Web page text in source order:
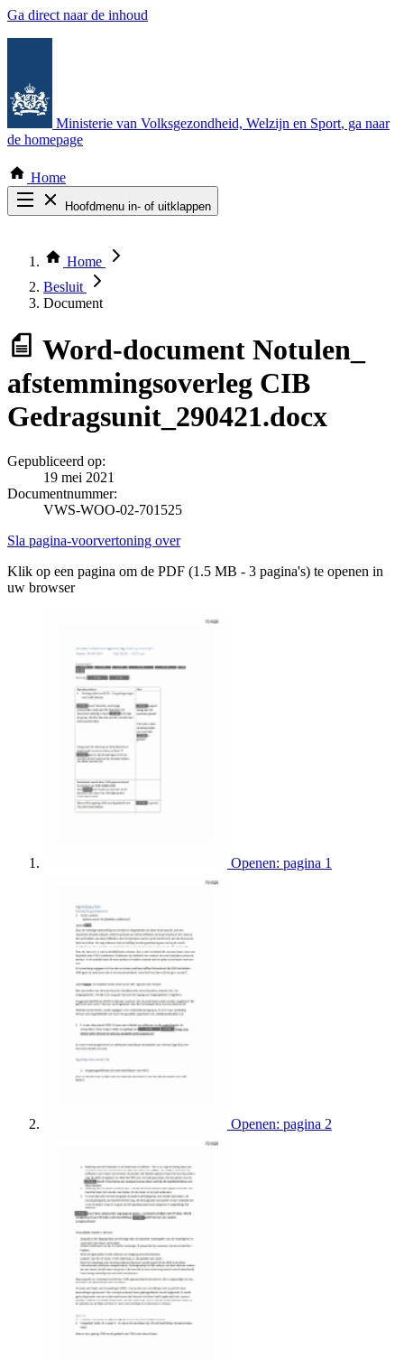
Ga direct naar de inhoud
Ministerie van Volksgezondheid, Welzijn en Sport, ga naar
de homepage
Home
Hoofdmenu in- of uitklappen
Thema COVID-19
Bekijk per bestuursorgaan
Home
Besluit
Document
Word-document Notulen_
afstemmingsoverleg CIB
Gedragsunit_290421.docx
Gepubliceerd op:
19 mei 2021
Documentnummer:
VWS-WOO-02-701525
Sla pagina-voorvertoning over
Klik op een pagina om de PDF (1.5 MB - 3 pagina's) te openen in
uw browser
Openen: pagina 1
Openen: pagina 2